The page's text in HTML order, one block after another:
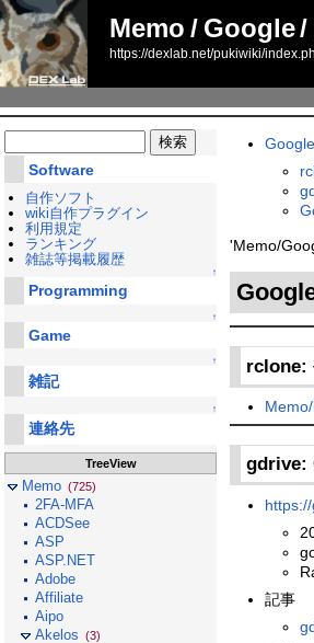
Memo / Google/
https://dexlab.net/pukiwiki/
'Memo/
rclone:
gdrive:
記事
Software
自作ソフト
wiki自作プラグイン
利用規定
ランキング
雑誌等掲載履歴
↑
Programming
↑
Game
↑
雑記
↑
連絡先
TreeView
Memo (725)
2FA-MFA
ACDSee
ASP
ASP.NET
Adobe
Affiliate
Aipo
Akelos (3)